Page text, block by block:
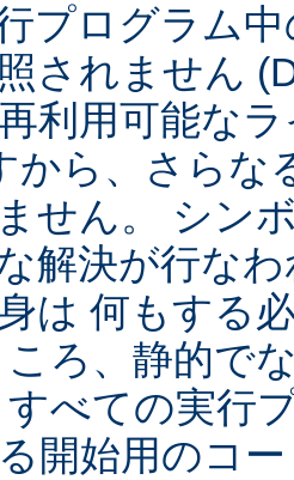
プログラム
されません
利用可能な
から、さらな
せん。 シン
解決が行な
は 何もする
ろ、静的で
べての実行
開始用のコ